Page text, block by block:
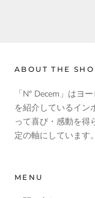
ABOUT THE
「N° Decem」はヨ
を紹介しているイン
って喜び・感動を得
定の軸にしています。
MENU